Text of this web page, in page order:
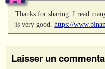
Thanks for sharing. I read
is very good.https://
Laisser un